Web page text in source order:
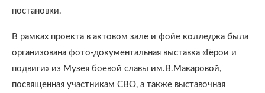
постановки.
В рамках проекта в актовом зале и фойе колледжа была
организована фото-документальная выставка «Герои и
подвиги» из Музея боевой славы им.В.Макаровой,
посвященная участникам СВО, а также выставочная